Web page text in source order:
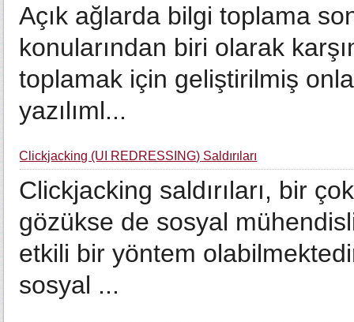
Açık ağlarda bilgi toplama
konularından biri olarak
toplamak için geliştirilmiş
yazılıml...
Clickjacking (UI REDRESSING) Saldırıları
Clickjacking saldırıları, bir
gözükse de sosyal
etkili bir yöntem
sosyal ...